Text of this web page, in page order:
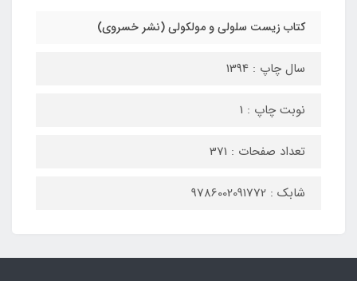
کتاب زیست سلولی و مولکولی (نشر خسروی)
سال چاپ : 1394
نوبت چاپ : 1
تعداد صفحات : 371
شابک : 9786002091772